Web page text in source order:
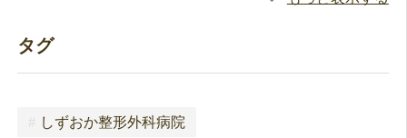
タグ
しずおか整形外科病院